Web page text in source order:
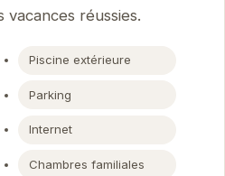
réussies.
Piscine extérieure
Parking
Internet
Chambres familiales